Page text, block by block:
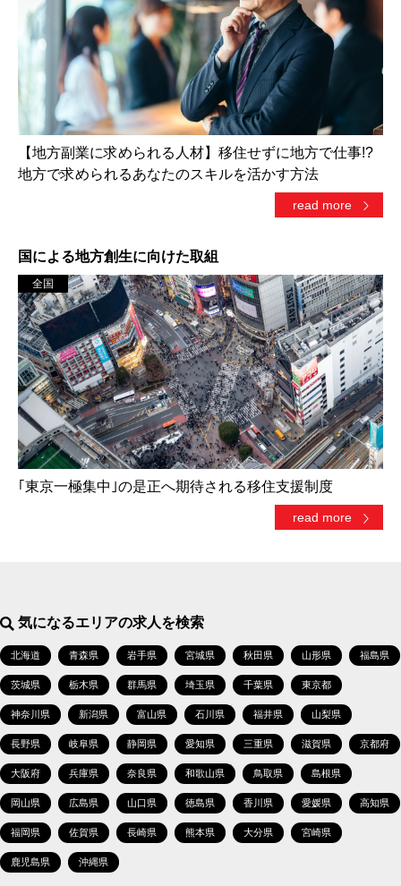
【地方副業に求められる人材】移住せずに地方で仕事!?
地方で求められるあなたのスキルを活かす方法
read more
国による地方創生に向けた取組
全国
｢東京一極集中｣の是正へ期待される移住支援制度
read more
気になるエリアの求人を検索
北海道 青森県 岩手県 宮城県 秋田県 山形県 福島県
茨城県 栃木県 群馬県 埼玉県 千葉県 東京都
神奈川県 新潟県 富山県 石川県 福井県 山梨県
長野県 岐阜県 静岡県 愛知県 三重県 滋賀県 京都府
大阪府 兵庫県 奈良県 和歌山県 鳥取県 島根県
岡山県 広島県 山口県 徳島県 香川県 愛媛県 高知県
福岡県 佐賀県 長崎県 熊本県 大分県 宮崎県
鹿児島県 沖縄県